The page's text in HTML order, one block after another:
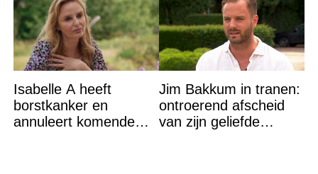
Isabelle A heeft
borstkanker en
annuleert komende
Jim Bakkum in tranen:
ontroerend afscheid
van zijn geliefde